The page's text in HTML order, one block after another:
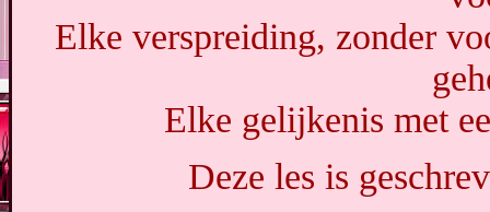
Elke verspreiding, zonder
Elke gelijkenis met
Deze les is